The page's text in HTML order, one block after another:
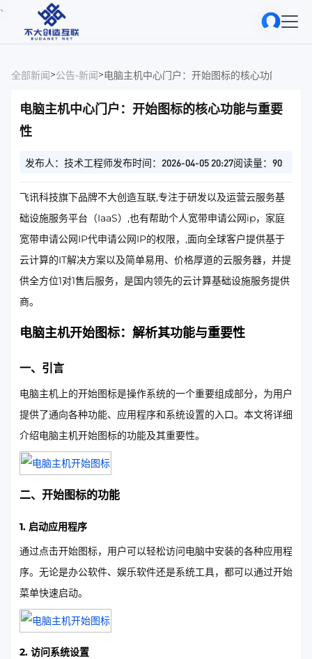
、
全部新闻>公告-新闻>电脑主机中心门户：开始图标的核心功能与重要
电脑主机中心门户：开始图标的核心功能与重要
性
发布人：技术工程师发布时间：2026-04-05 20:27阅读量：90
飞讯科技旗下品牌不大创造互联,专注于研发以及运营云服务基
础设施服务平台（IaaS）,也有帮助个人宽带申请公网ip，家庭
宽带申请公网IP代申请公网IP的权限，,面向全球客户提供基于
云计算的IT解决方案以及简单易用、价格厚道的云服务器，并提
供全方位1对1售后服务，是国内领先的云计算基础设施服务提供
商。
电脑主机开始图标：解析其功能与重要性
一、引言
电脑主机上的开始图标是操作系统的一个重要组成部分，为用户
提供了通向各种功能、应用程序和系统设置的入口。本文将详细
介绍电脑主机开始图标的功能及其重要性。
二、开始图标的功能
1. 启动应用程序
通过点击开始图标，用户可以轻松访问电脑中安装的各种应用程
序。无论是办公软件、娱乐软件还是系统工具，都可以通过开始
菜单快速启动。
2. 访问系统设置